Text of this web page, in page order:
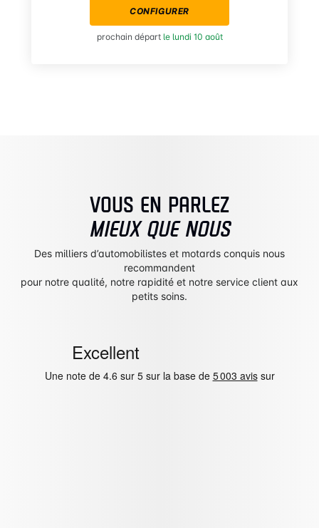
CONFIGURER
prochain départ le lundi 10 août
VOUS EN PARLEZ
MIEUX QUE NOUS
Des milliers d’automobilistes et motards conquis nous
recommandent
pour notre qualité, notre rapidité et notre service client aux
petits soins.